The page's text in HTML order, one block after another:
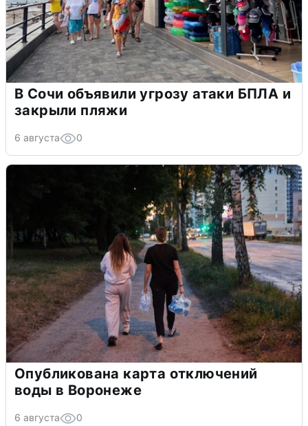
В Сочи объявили угрозу атаки БПЛА и
закрыли пляжи
6 августа 0
Опубликована карта отключений
воды в Воронеже
6 августа 0